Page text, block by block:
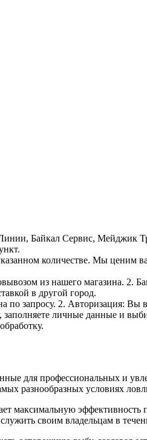
Байкал Сервис, Мейджик
количестве. Мы ценим
из нашего магазина. 2.
в другой город.
по запросу. 2. Авторизация:
личные данные и
для профессиональных и
разнообразных условиях
максимальную
своим владельцам в